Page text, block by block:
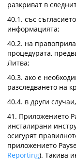
разкриват в
40.1. със
информацията;
40.2. на
процедурата,
Литва;
40.3. ако е
разследването на
40.4. в други
41. Приложението
инсталирани
осигурят
приложението
Reporting). Такива